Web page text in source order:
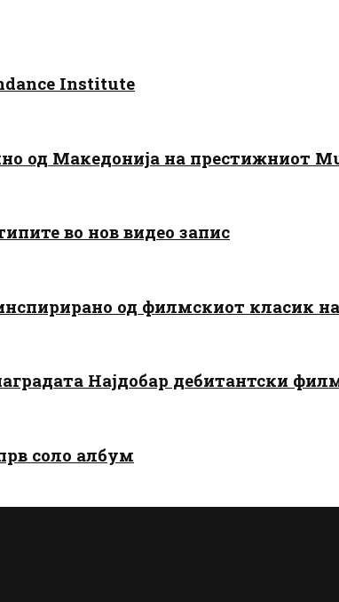
Institute
од Македонија на престижниот
во нов видео запис
од филмскиот класик
Најдобар дебитантски
соло албум